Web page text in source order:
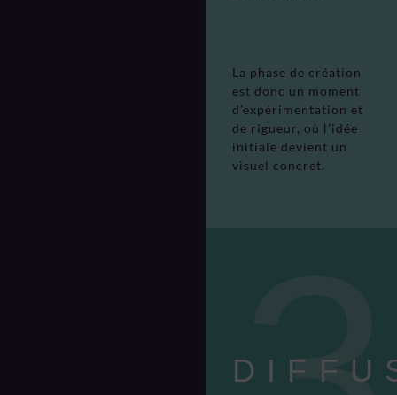
La phase de création
est donc un moment
d’expérimentation et
de rigueur, où l’idée
initiale devient un
visuel concret.